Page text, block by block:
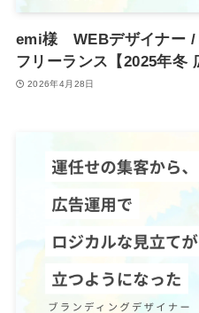
emi様 WEBデザイナー /
フリーランス【2025年冬
2026年4月28日